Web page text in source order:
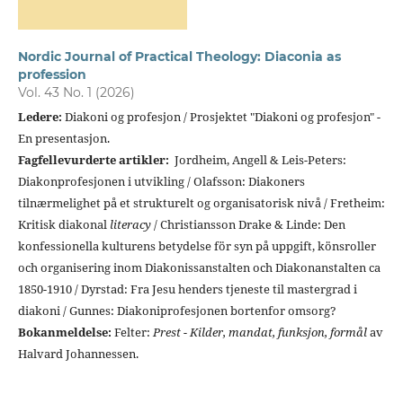
Nordic Journal of Practical Theology: Diaconia as
profession
Vol. 43 No. 1 (2026)
Ledere: Diakoni og profesjon / Prosjektet "Diakoni og profesjon" -
En presentasjon.
Fagfellevurderte artikler: Jordheim, Angell & Leis-Peters:
Diakonprofesjonen i utvikling / Olafsson: Diakoners
tilnærmelighet på et strukturelt og organisatorisk nivå / Fretheim:
Kritisk diakonal literacy/ Christiansson Drake & Linde: Den
konfessionella kulturens betydelse för syn på uppgift, könsroller
och organisering inom Diakonissanstalten och Diakonanstalten ca
1850-1910 / Dyrstad: Fra Jesu henders tjeneste til mastergrad i
diakoni / Gunnes: Diakoniprofesjonen bortenfor omsorg?
Bokanmeldelse: Felter:Prest - Kilder, mandat, funksjon, formålav
Halvard Johannessen.